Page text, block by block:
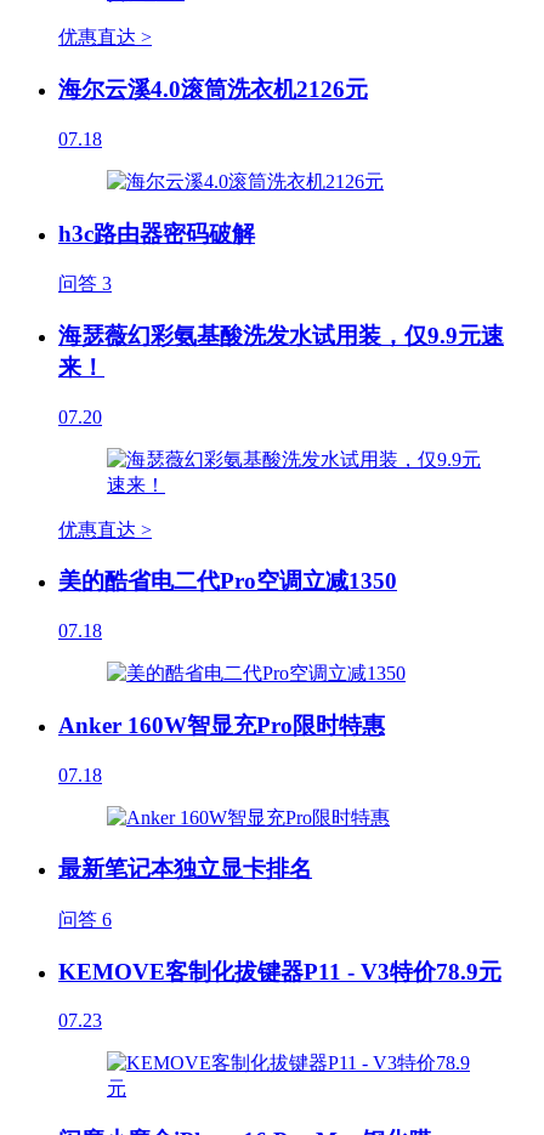
优惠直达 >
海尔云溪4.0滚筒洗衣机2126元
07.18
h3c路由器密码破解
问答 3
海瑟薇幻彩氨基酸洗发水试用装，仅9.9元速
来！
07.20
优惠直达 >
美的酷省电二代Pro空调立减1350
07.18
Anker 160W智显充Pro限时特惠
07.18
最新笔记本独立显卡排名
问答 6
KEMOVE客制化拔键器P11 - V3特价78.9元
07.23